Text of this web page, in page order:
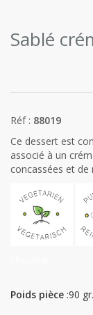
Sablé
Réf : 88019
Ce dessert est
associé à un
concassées et de
Poids pièce :90 gr.